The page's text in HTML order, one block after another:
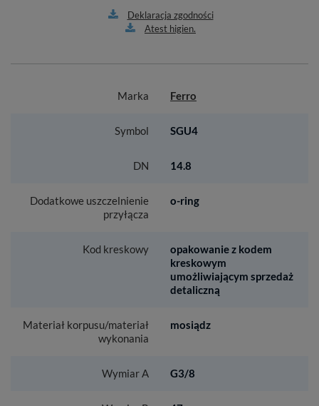
Deklaracja zgodności
Atest higien.
Marka Ferro
Symbol SGU4
DN 14.8
Dodatkowe uszczelnienie
przyłącza
o-ring
Kod kreskowy
opakowanie z kodem
kreskowym
umożliwiającym sprzedaż
detaliczną
Materiał korpusu/materiał
wykonania
mosiądz
Wymiar A G3/8